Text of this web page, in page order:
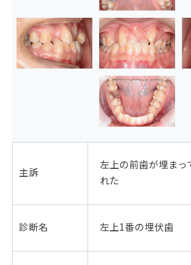
主訴
左上の前歯が埋まっ
れた
診断名 左上1番の埋伏歯